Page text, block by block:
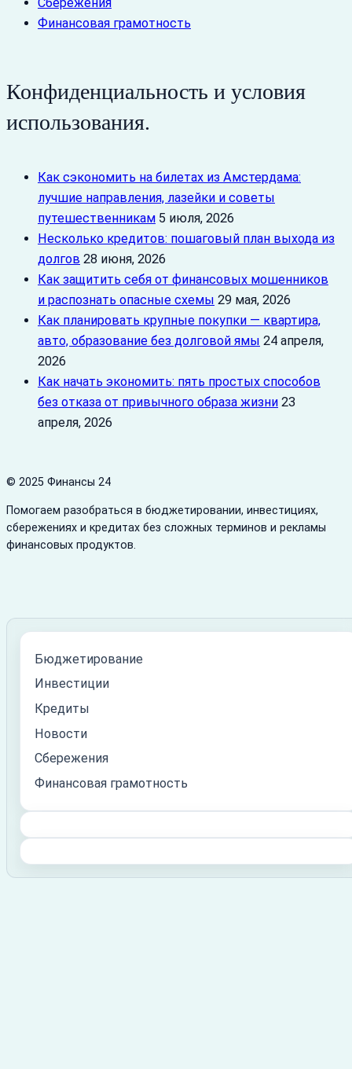
Сбережения
Финансовая грамотность
Конфиденциальность и условия
использования.
Как сэкономить на билетах из Амстердама:
лучшие направления, лазейки и советы
путешественникам 5 июля, 2026
Несколько кредитов: пошаговый план выхода из
долгов 28 июня, 2026
Как защитить себя от финансовых мошенников
и распознать опасные схемы 29 мая, 2026
Как планировать крупные покупки — квартира,
авто, образование без долговой ямы 24 апреля,
2026
Как начать экономить: пять простых способов
без отказа от привычного образа жизни 23
апреля, 2026
© 2025 Финансы 24
Помогаем разобраться в бюджетировании, инвестициях,
сбережениях и кредитах без сложных терминов и рекламы
финансовых продуктов.
Бюджетирование
Инвестиции
Кредиты
Новости
Сбережения
Финансовая грамотность